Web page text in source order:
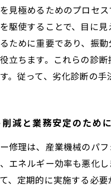
見極めるためのプロセ
駆使することで、目に
ために重要であり、振
立ちます。これらの診
。従って、劣化診断の
削減と業務安定のため
修理は、産業機械のパ
エネルギー効率も悪化
、定期的に実施する必